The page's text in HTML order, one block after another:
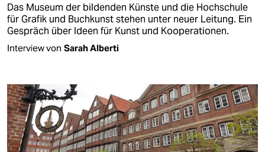
Das Museum der bildenden Künste und die Hochschule
für Grafik und Buchkunst stehen unter neuer Leitung. Ein
Gespräch über Ideen für Kunst und Kooperationen.
Interview von Sarah Alberti